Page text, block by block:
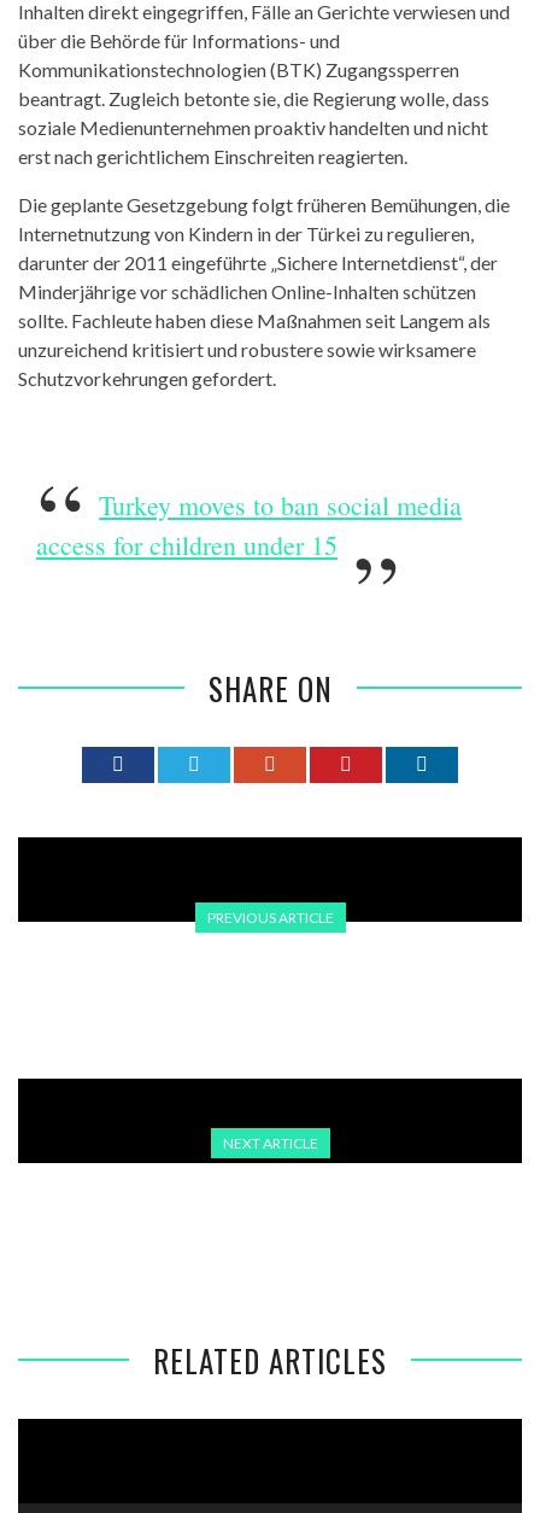
Inhalten direkt eingegriffen, Fälle an Gerichte verwiesen und
über die Behörde für Informations- und
Kommunikationstechnologien (BTK) Zugangssperren
beantragt. Zugleich betonte sie, die Regierung wolle, dass
soziale Medienunternehmen proaktiv handelten und nicht
erst nach gerichtlichem Einschreiten reagierten.
Die geplante Gesetzgebung folgt früheren Bemühungen, die
Internetnutzung von Kindern in der Türkei zu regulieren,
darunter der 2011 eingeführte „Sichere Internetdienst“, der
Minderjährige vor schädlichen Online-Inhalten schützen
sollte. Fachleute haben diese Maßnahmen seit Langem als
unzureichend kritisiert und robustere sowie wirksamere
Schutzvorkehrungen gefordert.
Turkey moves to ban social media
access for children under 15
SHARE ON
PREVIOUS ARTICLE
NEXT ARTICLE
RELATED ARTICLES